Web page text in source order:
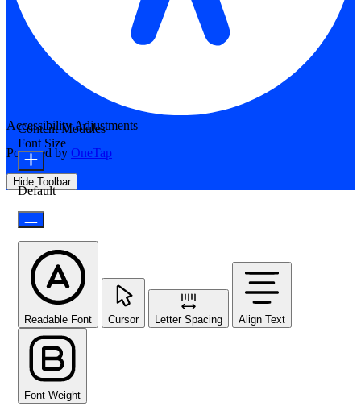
Accessibility Adjustments
Powered by OneTap
Hide Toolbar
Content Modules
Font Size
Default
Readable Font Cursor Letter Spacing Align Text
Font Weight